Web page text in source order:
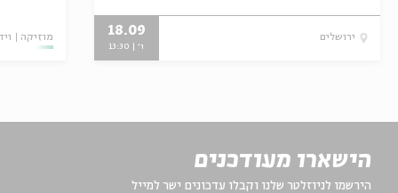
ירושלים 18.09
ו' | 13:30
מוזיקה
הישארו מעודכנים
הירשמו לניוזלטר שלנו וקבלו עדכונים ישר למייל